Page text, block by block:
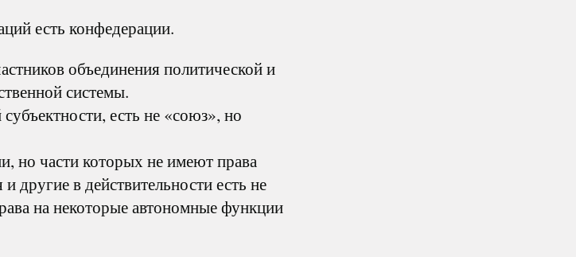
есть конфедерации.
объединения политической и
системы.
есть не «союз», но
но части которых не имеют права
в действительности есть не
на некоторые автономные функции